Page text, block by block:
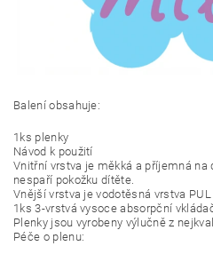
Balení obsahuje:
1ks plenky
Návod k použití
Vnitřní vrstva je měkká a příjemná na
nespaří pokožku dítěte.
Vnější vrstva je vodotěsná vrstva
1ks 3-vrstvá vysoce absorpční
Plenky jsou vyrobeny výlučně z
Péče o plenu: